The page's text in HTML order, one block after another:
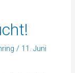
/ 11. Juni